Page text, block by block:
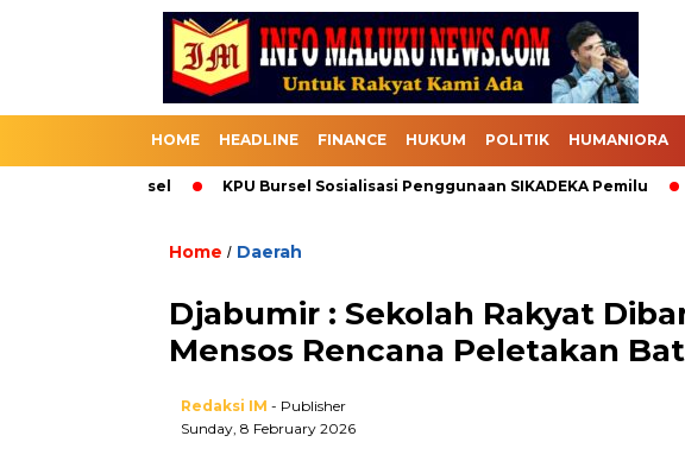
HOME HEADLINE FINANCE HUKUM POLITIK HUMANIORA
KPU Bursel Sosialisasi Penggunaan SIKADEKA Pemilu
Home / Daerah
Djabumir : Sekolah Rakyat
Mensos Rencana Peletakan
Redaksi IM - Publisher
Sunday, 8 February 2026